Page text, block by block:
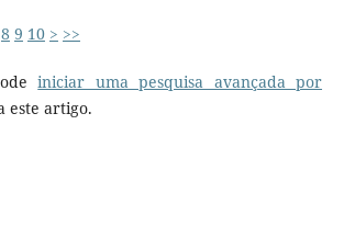
8 9 10 > >>
iniciar uma pesquisa avançada por
este artigo.